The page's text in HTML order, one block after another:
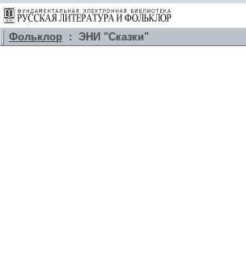
Фольклор : ЭНИ "Сказки"